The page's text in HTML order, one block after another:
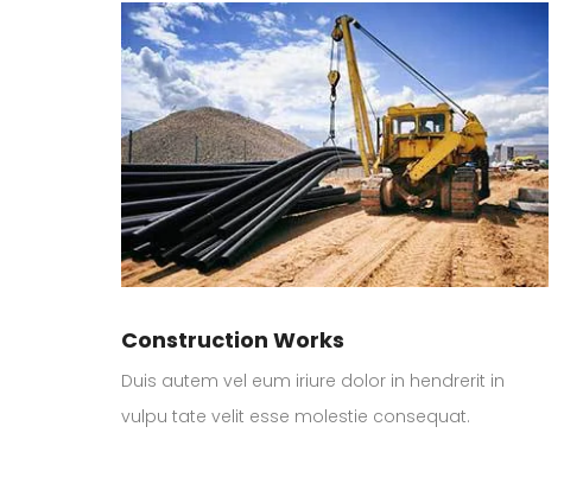
Construction Works
Duis autem vel eum iriure dolor in hendrerit in
vulpu tate velit esse molestie consequat.